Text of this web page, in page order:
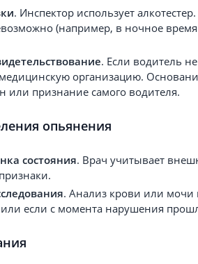
. Инспектор использует
(например, в ночное время
. Если водитель
организацию.
или признание самого водителя.
опьянения
состояния. Врач учитывает
. Анализ крови или мочи
если с момента нарушения